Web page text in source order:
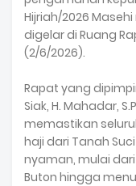
Hijriah/2026
digelar di Ruang
(2/6/2026).
‎Rapat yang
Siak, H. Mahadar,
memastikan
haji dari Tanah
nyaman, mulai
Buton hingga